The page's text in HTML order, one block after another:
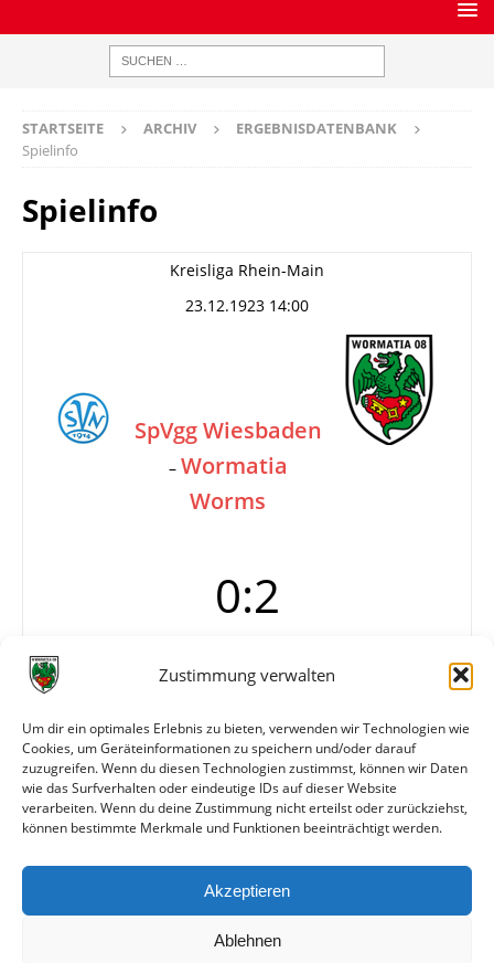
Zustimmung verwalten
Um dir ein optimales Erlebnis zu bieten, verwenden wir Technologien wie
Cookies, um Geräteinformationen zu speichern und/oder darauf
zuzugreifen. Wenn du diesen Technologien zustimmst, können wir Daten
wie das Surfverhalten oder eindeutige IDs auf dieser Website
verarbeiten. Wenn du deine Zustimmung nicht erteilst oder zurückziehst,
können bestimmte Merkmale und Funktionen beeinträchtigt werden.
Akzeptieren
Ablehnen
STARTSEITE ARCHIV
ERGEBNISDATENBANK
Spielinfo
Spielinfo
Kreisliga Rhein-Main
23.12.1923 14:00
SpVgg Wiesbaden
– Wormatia
Worms
0:2
Tore
0:1 W. Winkler (Foulelfmeter)
Info
Wormatia Worms
? – ?, Schumann – A. Kiefer, Willnecker, ? – ?, ?, W.
Winkler, ?, ?.
Alle bisherigen Partien der beiden Mannschaften
anzeigen